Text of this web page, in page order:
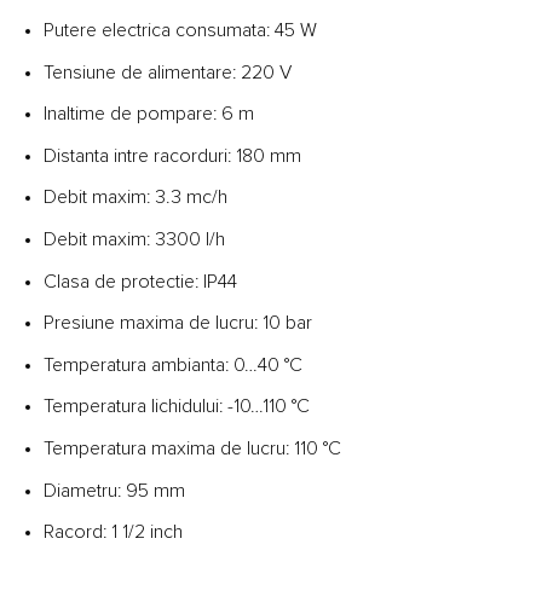
Putere electrica consumata: 45 W
Tensiune de alimentare: 220 V
Inaltime de pompare: 6 m
Distanta intre racorduri: 180 mm
Debit maxim: 3.3 mc/h
Debit maxim: 3300 l/h
Clasa de protectie: IP44
Presiune maxima de lucru: 10 bar
Temperatura ambianta: 0…40 °C
Temperatura lichidului: -10…110 °C
Temperatura maxima de lucru: 110 °C
Diametru: 95 mm
Racord: 1 1/2 inch